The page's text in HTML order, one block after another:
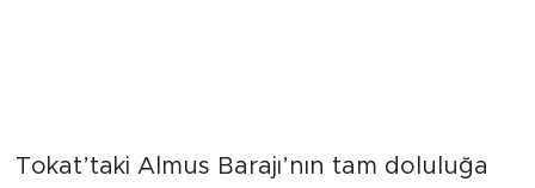
Tokat’taki Almus Barajı’nın tam doluluğa